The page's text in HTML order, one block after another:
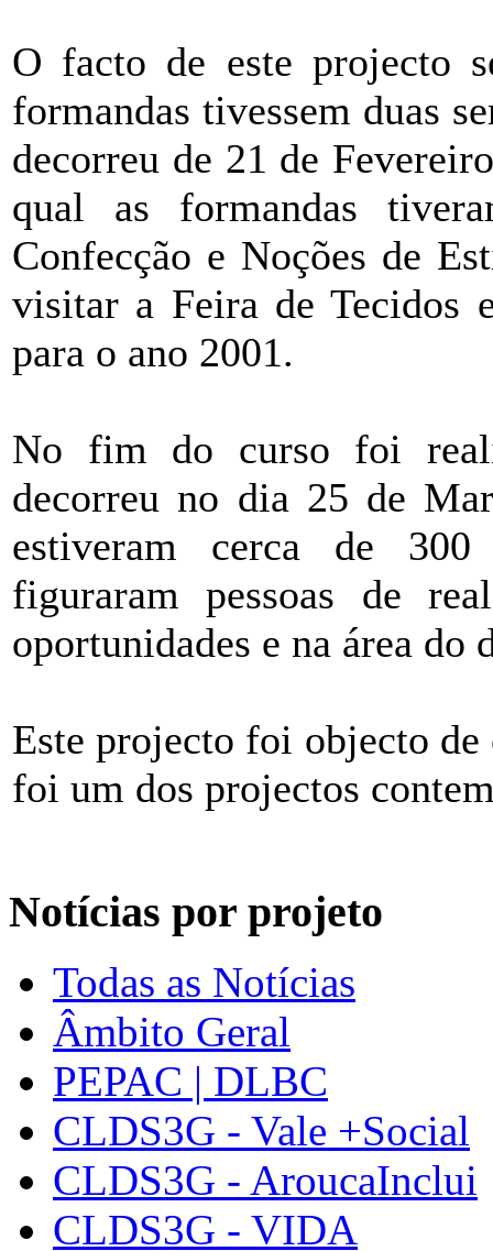
O facto de este projecto
formandas tivessem duas
decorreu de 21 de
qual as formandas
Confecção e Noções de
visitar a Feira de Tecidos
para o ano 2001.
No fim do curso foi
decorreu no dia 25 de
estiveram cerca de 300
figuraram pessoas de
oportunidades e na área do
Este projecto foi objecto de
foi um dos projectos
Notícias por projeto
Todas as Notícias
Âmbito Geral
PEPAC | DLBC
CLDS3G - Vale +Social
CLDS3G - AroucaInclui
CLDS3G - VIDA